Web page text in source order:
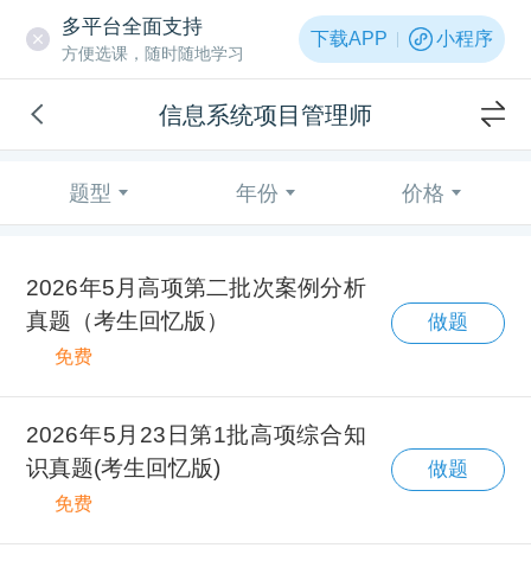
多平台全面支持
方便选课，随时随地学习
下载APP 小程序
信息系统项目管理师
题型 年份 价格
2026年5月高项第二批次案例分析
真题（考生回忆版）
免费
做题
2026年5月23日第1批高项综合知
识真题(考生回忆版)
免费
做题